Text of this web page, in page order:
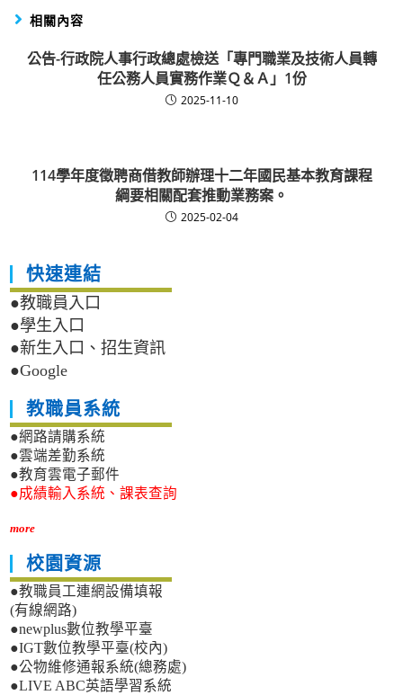
相關內容
公告-行政院人事行政總處檢送「專門職業及技術人員轉
任公務人員實務作業Ｑ＆Ａ」1份
2025-11-10
114學年度徵聘商借教師辦理十二年國民基本教育課程
綱要相關配套推動業務案。
2025-02-04
快速連結
●教職員入口
●學生入口
●新生入口、招生資訊
●Google
教職員系統
●網路請購系統
●雲端差勤系統
●教育雲電子郵件
●成績輸入系統、課表查詢
more
校園資源
●教職員工連網設備填報
(有線網路)
●newplus數位教學平臺
●IGT數位教學平臺(校內)
●公物維修通報系統(總務處)
●LIVE ABC英語學習系統